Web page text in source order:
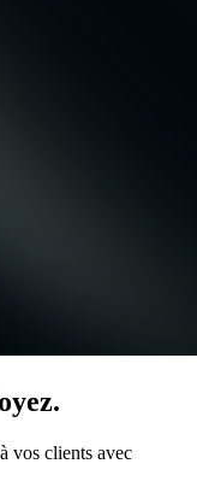
vos clients avec